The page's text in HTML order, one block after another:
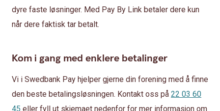
dyre faste løsninger. Med Pay By Link betaler dere kun
når dere faktisk tar betalt.
Kom i gang med enklere betalinger
Vi i Swedbank Pay hjelper gjerne din forening med å finne
den beste betalingsløsningen. Kontakt oss på 22 03 60
45 eller fyll ut skjemaet nedenfor for mer informasjon om